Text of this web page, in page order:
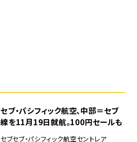
セブ・パシフィック航空、中部＝セブ
線を11月19日就航。100円セールも
セブセブ・パシフィック航空セントレア